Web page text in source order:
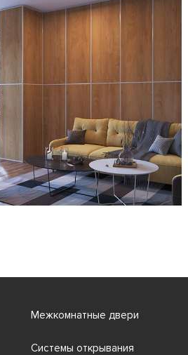
Межкомнатные двери
Системы открывания